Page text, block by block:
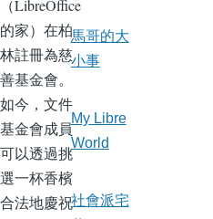
（LibreOffice
的家）在柏
林註冊為慈
善基金會。
如今，文件
基金會成員
可以透過挑
選一杯香檳
合法地慶祝
馬哥的大
小事
My Libre
World
社會派宅